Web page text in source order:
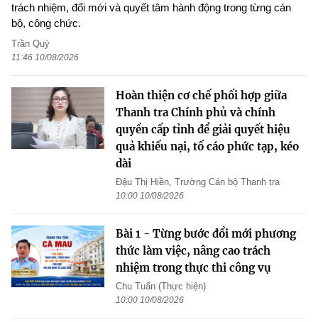
trách nhiệm, đổi mới và quyết tâm hành động trong từng cán
bộ, công chức.
Trần Quý
11:46 10/08/2026
Hoàn thiện cơ chế phối hợp giữa
Thanh tra Chính phủ và chính
quyền cấp tỉnh để giải quyết hiệu
quả khiếu nại, tố cáo phức tạp, kéo
dài
Đậu Thị Hiền, Trường Cán bộ Thanh tra
10:00 10/08/2026
Bài 1 - Từng bước đổi mới phương
thức làm việc, nâng cao trách
nhiệm trong thực thi công vụ
Chu Tuấn (Thực hiện)
10:00 10/08/2026